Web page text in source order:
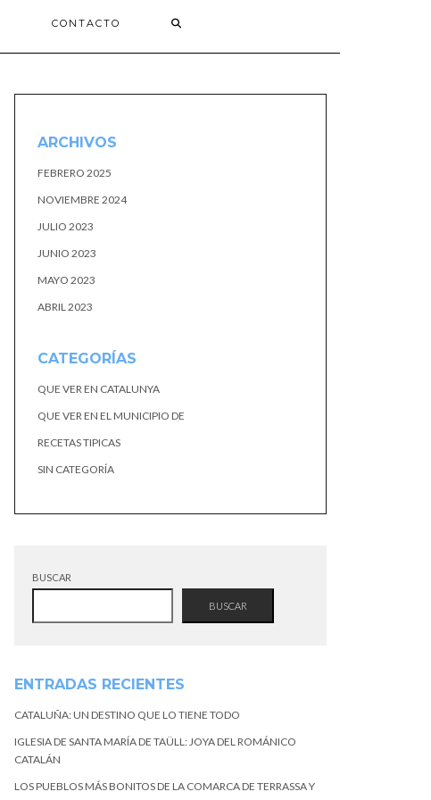
CONTACTO
ARCHIVOS
FEBRERO 2025
NOVIEMBRE 2024
JULIO 2023
JUNIO 2023
MAYO 2023
ABRIL 2023
CATEGORÍAS
QUE VER EN CATALUNYA
QUE VER EN EL MUNICIPIO DE
RECETAS TIPICAS
SIN CATEGORÍA
BUSCAR
BUSCAR
ENTRADAS RECIENTES
CATALUÑA: UN DESTINO QUE LO TIENE TODO
IGLESIA DE SANTA MARÍA DE TAÜLL: JOYA DEL ROMÁNICO
CATALÁN
LOS PUEBLOS MÁS BONITOS DE LA COMARCA DE TERRASSA Y